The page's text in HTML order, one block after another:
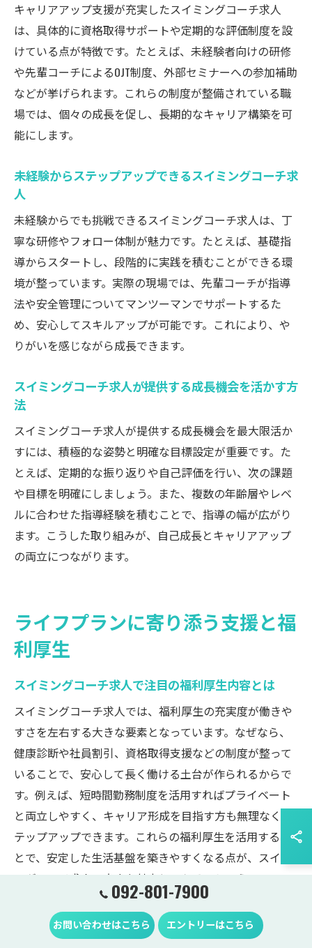
キャリアアップ支援が充実したスイミングコーチ求人
は、具体的に資格取得サポートや定期的な評価制度を設
けている点が特徴です。たとえば、未経験者向けの研修
や先輩コーチによるOJT制度、外部セミナーへの参加補助
などが挙げられます。これらの制度が整備されている職
場では、個々の成長を促し、長期的なキャリア構築を可
能にします。
未経験からステップアップできるスイミングコーチ求
人
未経験からでも挑戦できるスイミングコーチ求人は、丁
寧な研修やフォロー体制が魅力です。たとえば、基礎指
導からスタートし、段階的に実践を積むことができる環
境が整っています。実際の現場では、先輩コーチが指導
法や安全管理についてマンツーマンでサポートするた
め、安心してスキルアップが可能です。これにより、や
りがいを感じながら成長できます。
スイミングコーチ求人が提供する成長機会を活かす方
法
スイミングコーチ求人が提供する成長機会を最大限活か
すには、積極的な姿勢と明確な目標設定が重要です。た
とえば、定期的な振り返りや自己評価を行い、次の課題
や目標を明確にしましょう。また、複数の年齢層やレベ
ルに合わせた指導経験を積むことで、指導の幅が広がり
ます。こうした取り組みが、自己成長とキャリアアップ
の両立につながります。
ライフプランに寄り添う支援と福
利厚生
スイミングコーチ求人で注目の福利厚生内容とは
スイミングコーチ求人では、福利厚生の充実度が働きや
すさを左右する大きな要素となっています。なぜなら、
健康診断や社員割引、資格取得支援などの制度が整って
いることで、安心して長く働ける土台が作られるからで
す。例えば、短時間勤務制度を活用すればプライベート
と両立しやすく、キャリア形成を目指す方も無理なくス
テップアップできます。これらの福利厚生を活用するこ
とで、安定した生活基盤を築きやすくなる点が、スイミ
ングコーチ求人の大きな魅力といえるでしょう。
ライフプラン実現を支えるスイミングコーチ求人の魅
092-801-7900
お問い合わせはこちら エントリーはこちら